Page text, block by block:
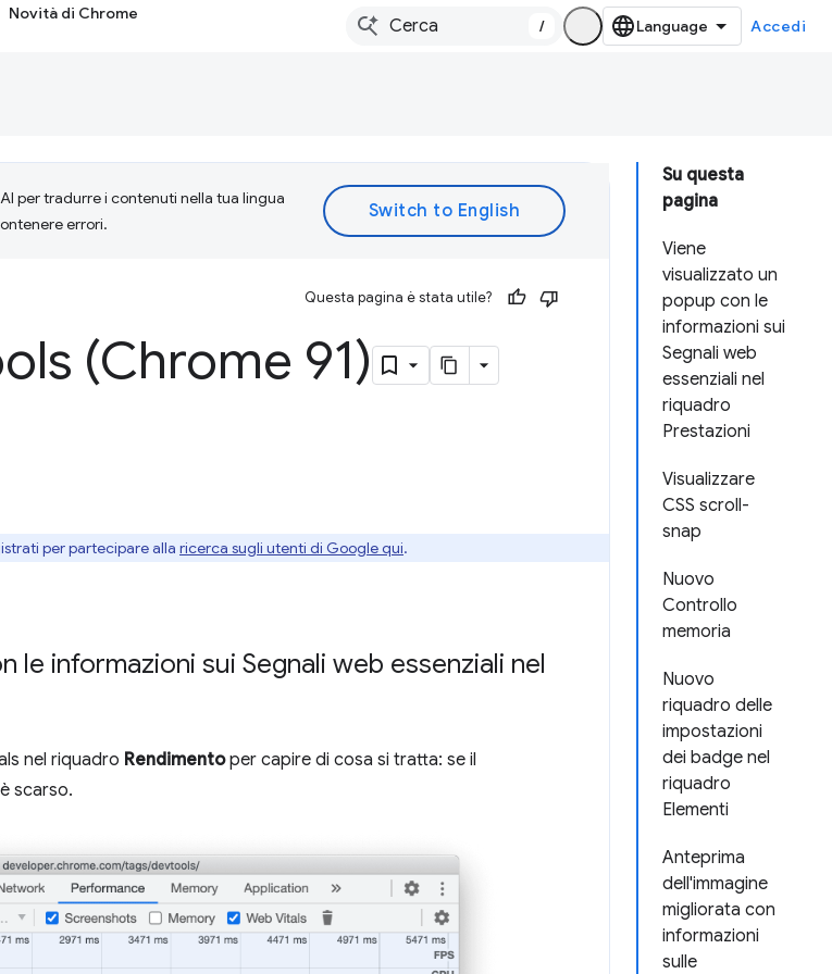
Novità di Chrome
/ Accedi
Su questa
pagina
Viene
visualizzato un
popup con le
informazioni sui
Segnali web
essenziali nel
riquadro
Prestazioni
Visualizzare
CSS scroll-
snap
Nuovo
Controllo
memoria
Nuovo
riquadro delle
impostazioni
dei badge nel
riquadro
Elementi
Anteprima
dell'immagine
migliorata con
informazioni
sulle
per tradurre i contenuti nella tua lingua
errori.
Questa pagina è stata utile?
(Chrome 91)
per partecipare alla ricerca sugli utenti di Google qui.
le informazioni sui Segnali web essenziali nel
nel riquadro Rendimentoper capire di cosa si tratta: se il
scarso.